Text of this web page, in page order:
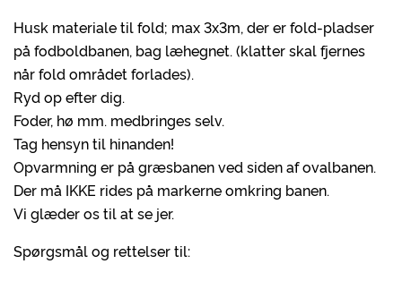
Husk materiale til fold; max 3x3m, der er fold-pladser
på fodboldbanen, bag læhegnet. (klatter skal fjernes
når fold området forlades).
Ryd op efter dig.
Foder, hø mm. medbringes selv.
Tag hensyn til hinanden!
Opvarmning er på græsbanen ved siden af ovalbanen.
Der må IKKE rides på markerne omkring banen.
Vi glæder os til at se jer.
Spørgsmål og rettelser til: